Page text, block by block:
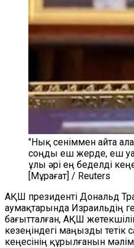
"Нық сеніммен айта
соңды еш жерде, еш
ұлы әрі ең беделді
[Мұрағат] / Reuters
АҚШ президенті Дональд
аумақтарында Израильдің
бағытталған, АҚШ
кезеңіндегі маңызды тетік
кеңесінің құрылғанын